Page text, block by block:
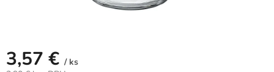
3,57 € / ks